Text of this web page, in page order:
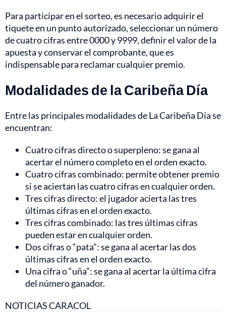
Para participar en el sorteo, es necesario adquirir el
tiquete en un punto autorizado, seleccionar un número
de cuatro cifras entre 0000 y 9999, definir el valor de la
apuesta y conservar el comprobante, que es
indispensable para reclamar cualquier premio.
Modalidades de la Caribeña Día
Entre las principales modalidades de La Caribeña Día se
encuentran:
Cuatro cifras directo o superpleno: se gana al
acertar el número completo en el orden exacto.
Cuatro cifras combinado: permite obtener premio
si se aciertan las cuatro cifras en cualquier orden.
Tres cifras directo: el jugador acierta las tres
últimas cifras en el orden exacto.
Tres cifras combinado: las tres últimas cifras
pueden estar en cualquier orden.
Dos cifras o “pata”: se gana al acertar las dos
últimas cifras en el orden exacto.
Una cifra o “uña”: se gana al acertar la última cifra
del número ganador.
NOTICIAS CARACOL